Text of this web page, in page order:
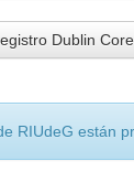
Dublin
RIUdeG están